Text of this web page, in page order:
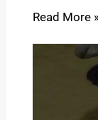
Read More